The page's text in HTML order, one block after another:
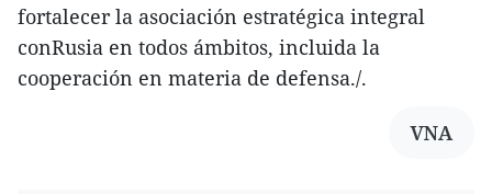
fortalecer la asociación estratégica integral
conRusia en todos ámbitos, incluida la
cooperación en materia de defensa./.
VNA